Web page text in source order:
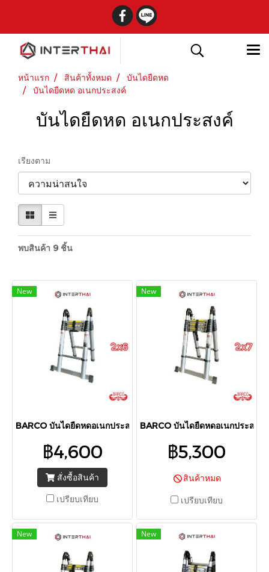
หน้าแรก สินค้าทั้งหมด
บันไดยืดหด
บันไดยืดหด อเนกประสงค์
บันไดยืดหด อเนกประสงค์
เรียงตาม
พบสินค้า 9 ชิ้น
New
BARCO บันไดยืดหดอเนกประสงค์ รุ่น 2x6 2.50+2.50 เมตร
฿4,600
สั่งซื้อสินค้า
เปรียบเทียบ
New
BARCO บันไดยืดหดอเนกประสง
฿5,300
สินค้าหมด
เปรียบเทียบ
New New